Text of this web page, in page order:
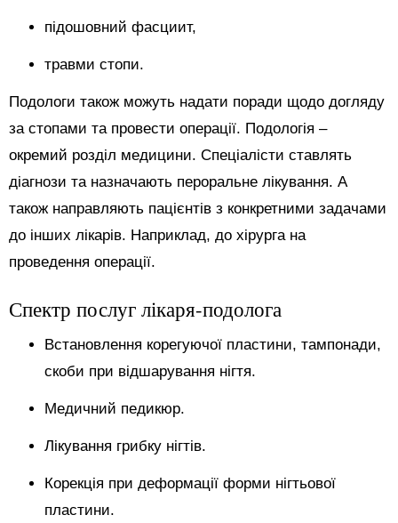
підошовний фасциит,
травми стопи.
Подологи також можуть надати поради щодо догляду
за стопами та провести операції. Подологія –
окремий розділ медицини. Спеціалісти ставлять
діагнози та назначають пероральне лікування. А
також направляють пацієнтів з конкретними задачами
до інших лікарів. Наприклад, до хірурга на
проведення операції.
Спектр послуг лікаря-подолога
Встановлення корегуючої пластини, тампонади,
скоби при відшарування нігтя.
Медичний педикюр.
Лікування грибку нігтів.
Корекція при деформації форми нігтьової
пластини.